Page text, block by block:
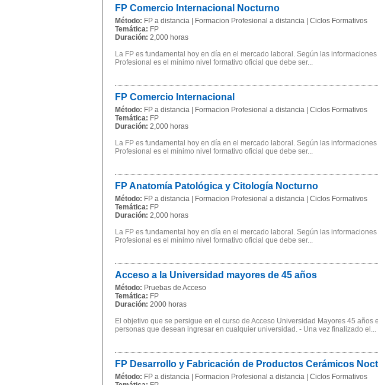
FP Comercio Internacional Nocturno
Método: FP a distancia | Formacion Profesional a distancia | Ciclos Formativos
Temática: FP
Duración: 2,000 horas
La FP es fundamental hoy en día en el mercado laboral. Según las
Profesional es el mínimo nivel formativo oficial que debe ser...
FP Comercio Internacional
Método: FP a distancia | Formacion Profesional a distancia | Ciclos Formativos
Temática: FP
Duración: 2,000 horas
La FP es fundamental hoy en día en el mercado laboral. Según las
Profesional es el mínimo nivel formativo oficial que debe ser...
FP Anatomía Patológica y Citología Nocturno
Método: FP a distancia | Formacion Profesional a distancia | Ciclos Formativos
Temática: FP
Duración: 2,000 horas
La FP es fundamental hoy en día en el mercado laboral. Según las
Profesional es el mínimo nivel formativo oficial que debe ser...
Acceso a la Universidad mayores de 45 años
Método: Pruebas de Acceso
Temática: FP
Duración: 2000 horas
El objetivo que se persigue en el curso de Acceso Universidad Mayores 45
personas que desean ingresar en cualquier universidad. - Una vez finalizado el...
FP Desarrollo y Fabricación de Productos Cerámicos
Método: FP a distancia | Formacion Profesional a distancia | Ciclos Formativos